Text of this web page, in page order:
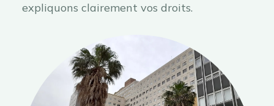
expliquons clairement vos droits.